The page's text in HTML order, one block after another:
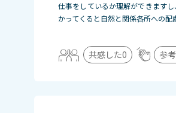
仕事をしているか理解ができます
かってくると自然と関係各所への配
共感した0 参